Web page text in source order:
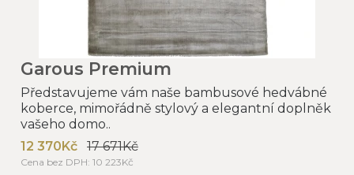
Garous Premium
Představujeme vám naše bambusové hedvábné
koberce, mimořádně stylový a elegantní doplněk
vašeho domo..
12 370Kč
17 671Kč
Cena bez DPH: 10 223Kč